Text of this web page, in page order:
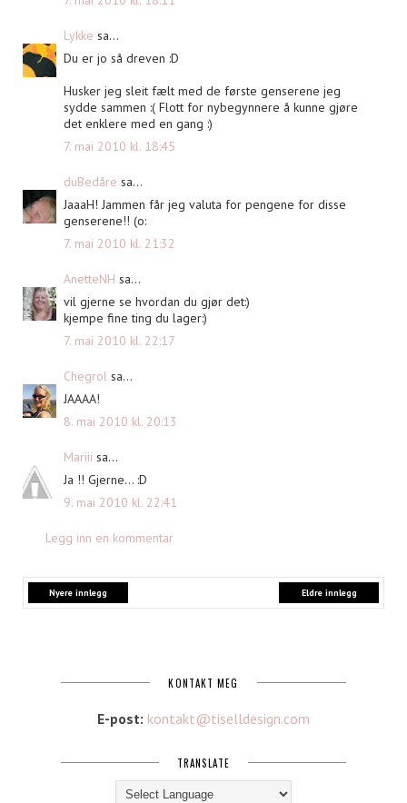
Lykke sa...
Du er jo så dreven :D
Husker jeg sleit fælt med de første genserene jeg
sydde sammen :( Flott for nybegynnere å kunne gjøre
det enklere med en gang :)
7. mai 2010 kl. 18:45
duBedåre sa...
JaaaH! Jammen får jeg valuta for pengene for disse
genserene!! (o:
7. mai 2010 kl. 21:32
AnetteNH sa...
vil gjerne se hvordan du gjør det:)
kjempe fine ting du lager:)
7. mai 2010 kl. 22:17
Chegrol sa...
JAAAA!
8. mai 2010 kl. 20:13
Mariii sa...
Ja !! Gjerne... :D
9. mai 2010 kl. 22:41
Legg inn en kommentar
Nyere innlegg Eldre innlegg
KONTAKT MEG
E-post: kontakt@tiselldesign.com
TRANSLATE